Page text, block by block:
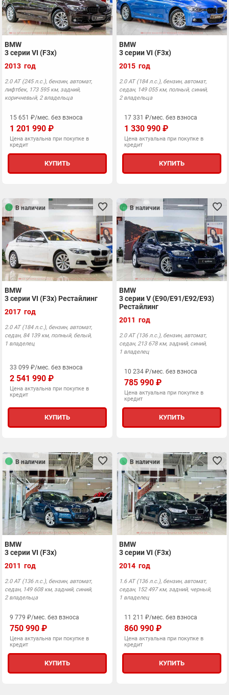
BMW
3 серии VI (F3x)
2013 год
2.0 АТ (245 л.с.), бензин, автомат,
лифтбек, 173 595 км, задний,
коричневый, 2 владельца
15 651 ₽/мес. без взноса
1 201 990 ₽
Цена актуальна при покупке в
кредит
КУПИТЬ
BMW
3 серии VI (F3x)
2015 год
2.0 АТ (184 л.с.), бензин, автомат,
седан, 149 055 км, полный, синий,
2 владельца
17 331 ₽/мес. без взноса
1 330 990 ₽
Цена актуальна при покупке в
кредит
КУПИТЬ
В наличии
BMW
3 серии VI (F3x) Рестайлинг
2017 год
2.0 АТ (184 л.с.), бензин, автомат,
седан, 84 139 км, полный, белый,
1 владелец
33 099 ₽/мес. без взноса
2 541 990 ₽
Цена актуальна при покупке в
кредит
КУПИТЬ
В наличии
BMW
3 серии V (E90/E91/E92/E93)
Рестайлинг
2011 год
2.0 АТ (136 л.с.), бензин, автомат,
седан, 213 678 км, задний, синий,
1 владелец
10 234 ₽/мес. без взноса
785 990 ₽
Цена актуальна при покупке в
кредит
КУПИТЬ
В наличии
BMW
3 серии VI (F3x)
2011 год
2.0 АТ (136 л.с.), бензин, автомат,
седан, 149 608 км, задний, синий,
2 владельца
9 779 ₽/мес. без взноса
750 990 ₽
Цена актуальна при покупке в
кредит
КУПИТЬ
В наличии
BMW
3 серии VI (F3x)
2014 год
1.6 АТ (136 л.с.), бензин, автомат,
седан, 152 497 км, задний, черный,
1 владелец
11 211 ₽/мес. без взноса
860 990 ₽
Цена актуальна при покупке в
кредит
КУПИТЬ